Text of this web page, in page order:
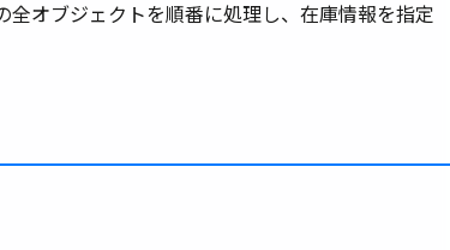
オブジェクトを順番に処理し、在庫情報を指定